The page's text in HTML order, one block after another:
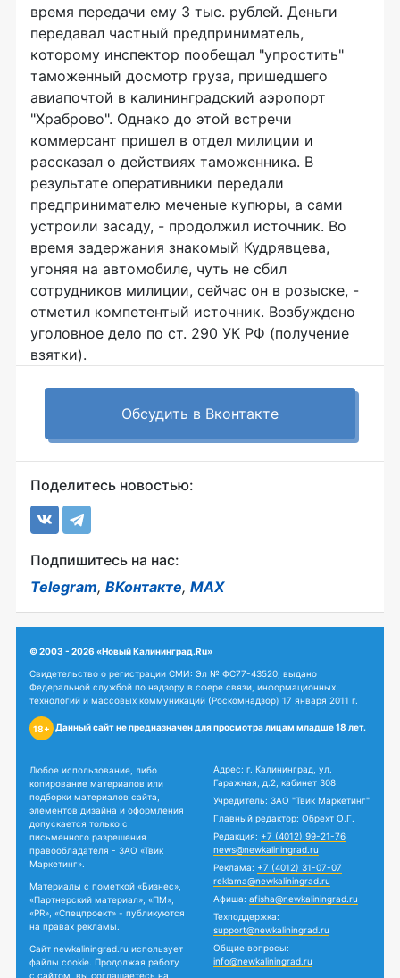
время передачи ему 3 тыс. рублей. Деньги
передавал частный предприниматель,
которому инспектор пообещал "упростить"
таможенный досмотр груза, пришедшего
авиапочтой в калининградский аэропорт
"Храброво". Однако до этой встречи
коммерсант пришел в отдел милиции и
рассказал о действиях таможенника. В
результате оперативники передали
предпринимателю меченые купюры, а сами
устроили засаду, - продолжил источник. Во
время задержания знакомый Кудрявцева,
угоняя на автомобиле, чуть не сбил
сотрудников милиции, сейчас он в розыске, -
отметил компетентый источник. Возбуждено
уголовное дело по ст. 290 УК РФ (получение
взятки).
Обсудить в Вконтакте
Поделитесь новостью:
Подпишитесь на нас:
Telegram, ВКонтакте, MAX
© 2003 - 2026 «Новый Калининград.Ru»
Свидетельство о регистрации СМИ: Эл № ФС77-43520, выдано
Федеральной службой по надзору в сфере связи, информационных
технологий и массовых коммуникаций (Роскомнадзор) 17 января 2011 г.
18+ Данный сайт не предназначен для просмотра лицам младше 18 лет.
Любое использование, либо
копирование материалов или
подборки материалов сайта,
элементов дизайна и оформления
допускается только с
письменного разрешения
правообладателя - ЗАО «Твик
Маркетинг».
Материалы с пометкой «Бизнес»,
«Партнерский материал», «ПМ»,
«PR», «Спецпроект» - публикуются
на правах рекламы.
Сайт newkaliningrad.ru использует
файлы cookie. Продолжая работу
с сайтом, вы соглашаетесь на
Адрес: г. Калининград, ул.
Гаражная, д.2, кабинет 308
Учредитель: ЗАО "Твик Маркетинг"
Главный редактор: Обрехт О.Г.
Редакция: +7 (4012) 99-21-76
news@newkaliningrad.ru
Реклама: +7 (4012) 31-07-07
reklama@newkaliningrad.ru
Афиша: afisha@newkaliningrad.ru
Техподдержка:
support@newkaliningrad.ru
Общие вопросы:
info@newkaliningrad.ru